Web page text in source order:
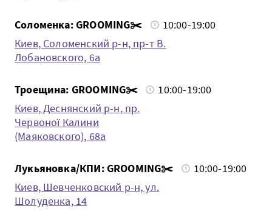
Соломенка: GROOMING✂️
10:00-19:00
Киев, Соломенский р-н, пр-т В.
Лобановского, 6а
Троещина: GROOMING✂️
10:00-19:00
Киев, Деснянский р-н, пр.
Червоної Калини
(Маяковского), 68а
Лукьяновка/КПИ: GROOMING✂️
10:00-19:00
Киев, Шевченковский р-н, ул.
Шолуденка, 14